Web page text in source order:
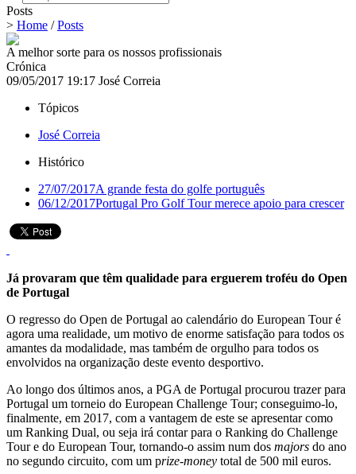
Posts
> Home /Posts
A melhor sorte para os nossos profissionais
Crónica
09/05/2017 19:17 José Correia
Tópicos
José Correia
Histórico
27/07/2017A grande festa do golfe português
06/12/2017Portugal Pro Golf Tour merece apoio para crescer
Já provaram que têm qualidade para erguerem troféu do Open
de Portugal
O regresso do Open de Portugal ao calendário do European Tour é
agora uma realidade, um motivo de enorme satisfação para todos os
amantes da modalidade, mas também de orgulho para todos os
envolvidos na organização deste evento desportivo.
Ao longo dos últimos anos, a PGA de Portugal procurou trazer para
Portugal um torneio do European Challenge Tour; conseguimo-lo,
finalmente, em 2017, com a vantagem de este se apresentar como
um Ranking Dual, ou seja irá contar para o Ranking do Challenge
Tour e do European Tour, tornando-o assim num dos majors do ano
no segundo circuito, com um prize-money total de 500 mil euros.